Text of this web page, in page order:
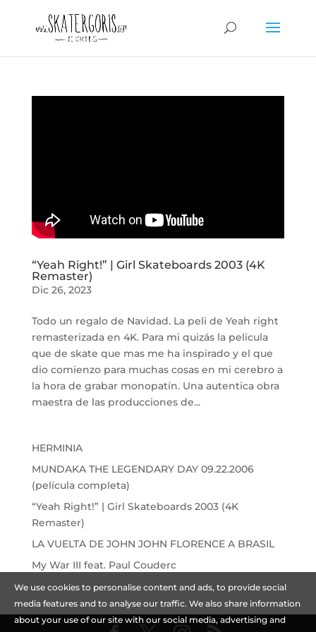
“Yeah Right!” | Girl Skateboards 2003 (4K
Remaster)
Dic 26, 2023
Todo un regalo de Navidad. La peli de Yeah right
remasterizada en 4K. Para mi quizás la pelicula
que de skate que mas me ha inspirado y el que
dio comienzo para muchas cosas en mi cerebro a
la hora de grabar monopatín. Una autentica obra
maestra de las producciones de...
HERMINIA
MUNDAKA THE LEGENDARY DAY 09.22.2006
(película completa)
“Yeah Right!” | Girl Skateboards 2003 (4K
Remaster)
LA VUELTA DE JOHN JOHN FLORENCE A BRASIL
My War III feat. Paul Couderc
We use cookies to personalise content and ads, to provide social
media features and to analyse our traffic. We also share information
about your use of our site with our social media, advertising and